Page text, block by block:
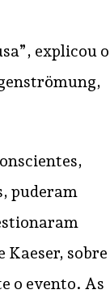
explicou o
puderam
Kaeser, sobre
o evento. As